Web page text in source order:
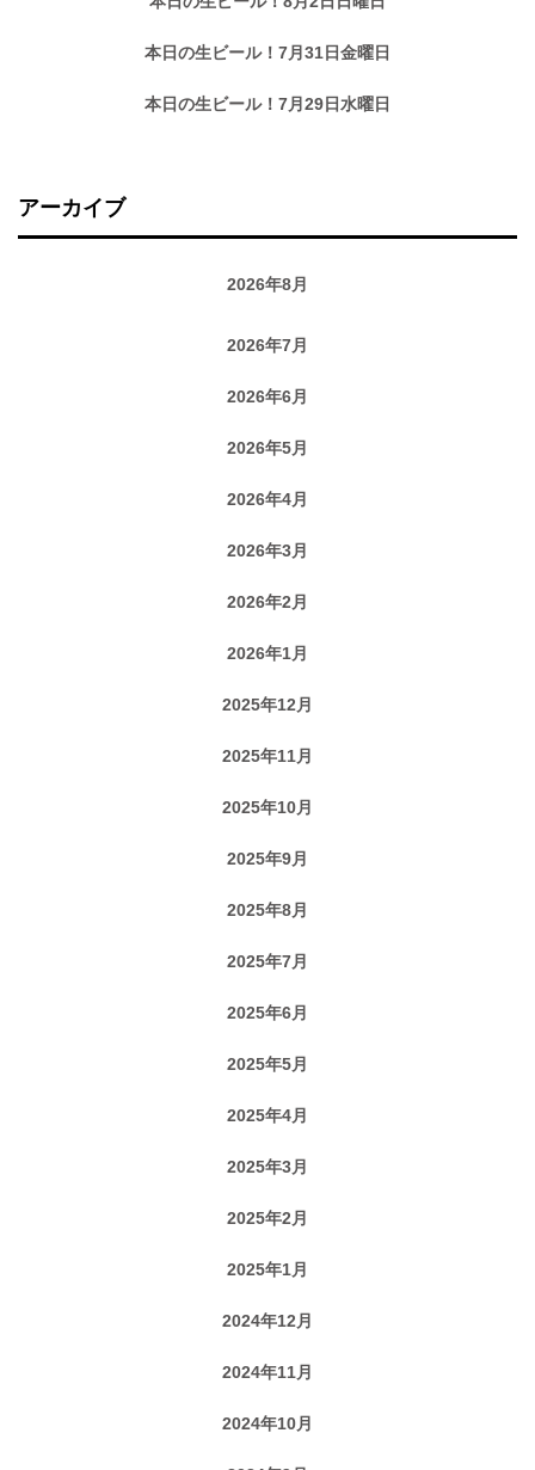
本日の生ビール！7月31日金曜日
本日の生ビール！7月29日水曜日
アーカイブ
2026年8月
2026年7月
2026年6月
2026年5月
2026年4月
2026年3月
2026年2月
2026年1月
2025年12月
2025年11月
2025年10月
2025年9月
2025年8月
2025年7月
2025年6月
2025年5月
2025年4月
2025年3月
2025年2月
2025年1月
2024年12月
2024年11月
2024年10月